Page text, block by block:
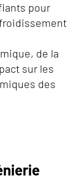
pour
de la
sur les
des